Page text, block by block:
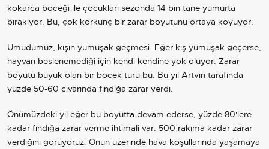
kokarca böceği ile çocukları sezonda 14 bin tane yumurta
bırakıyor. Bu, çok korkunç bir zarar boyutunu ortaya koyuyor.
Umudumuz, kışın yumuşak geçmesi. Eğer kış yumuşak geçerse,
hayvan beslenemediği için kendi kendine yok oluyor. Zarar
boyutu büyük olan bir böcek türü bu. Bu yıl Artvin tarafında
yüzde 50-60 civarında fındığa zarar verdi.
Önümüzdeki yıl eğer bu boyutta devam ederse, yüzde 80'lere
kadar fındığa zarar verme ihtimali var. 500 rakıma kadar zarar
verdiğini görüyoruz. Onun üzerinde hava koşullarında yaşamaya